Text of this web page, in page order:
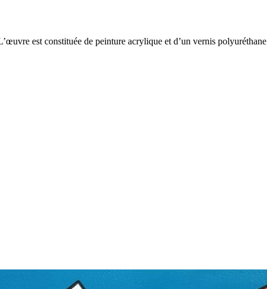
est constituée de peinture acrylique et d’un vernis polyuréthane